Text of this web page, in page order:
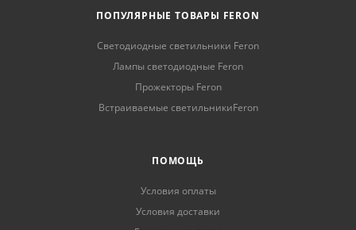
ПОПУЛЯРНЫЕ ТОВАРЫ FERON
Светодиодные светильники Feron
Лампы светодиодные Feron
Прожекторы Feron
Встраиваемые светильникиFeron
ПОМОЩЬ
Условия оплаты
Условия доставки